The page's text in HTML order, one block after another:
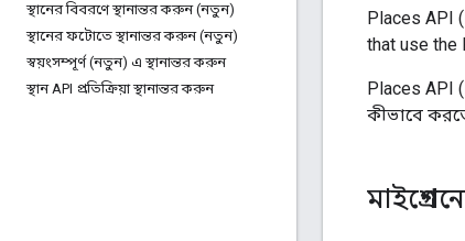
স্থানের বিবরণে স্থানান্তর করুন (নতুন)
স্থানের ফটোতে স্থানান্তর করুন (নতুন)
স্বয়ংসম্পূর্ণ (নতুন) এ স্থানান্তর করুন
স্থান API প্রতিক্রিয়া স্থানান্তর করুন
Places API
that use the
Places API
কীভাবে